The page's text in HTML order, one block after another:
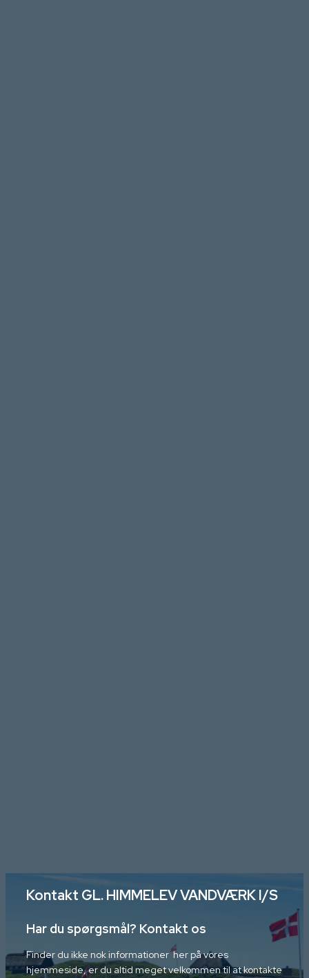
Kontakt GL. HIMMELEV VANDVÆRK I/S
Har du spørgsmål? Kontakt os
Finder du ikke nok informationer her på vores
hjemmeside, er du altid meget velkommen til at kontakte